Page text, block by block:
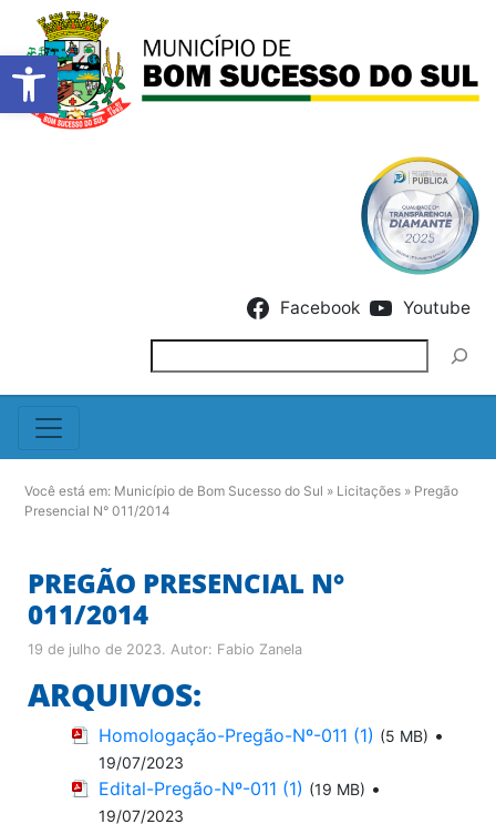
Barra de Ferramentas
Facebook Youtube
Você está em: Município de Bom Sucesso do Sul » Licitações » Pregão
Presencial N° 011/2014
PREGÃO PRESENCIAL N°
011/2014
19 de julho de 2023. Autor: Fabio Zanela
ARQUIVOS:
Homologação-Pregão-Nº-011 (1) (5 MB) •
19/07/2023
Edital-Pregão-Nº-011 (1) (19 MB) •
19/07/2023